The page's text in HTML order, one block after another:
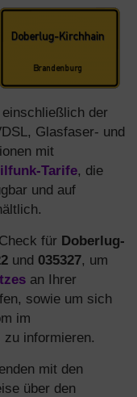
einschließlich der
Glasfaser- und
mit
Tarife, die
und auf
für Doberlug-
und 035327, um
an Ihrer
sowie um sich
im
informieren.
mit den
über den